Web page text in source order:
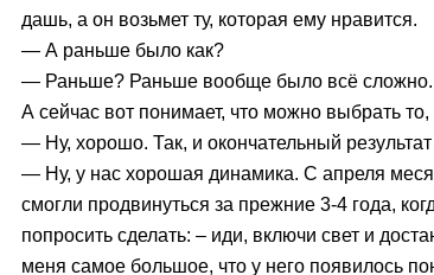
дашь, а он возьмет ту, которая ему нравится.
— А раньше было как?
— Раньше? Раньше вообще было всё
А сейчас вот понимает, что можно выбрать
— Ну, хорошо. Так, и окончательный
— Ну, у нас хорошая динамика. С апреля
смогли продвинуться за прежние 3-4 года,
попросить сделать: – иди, включи свет и
меня самое большое, что у него появилось